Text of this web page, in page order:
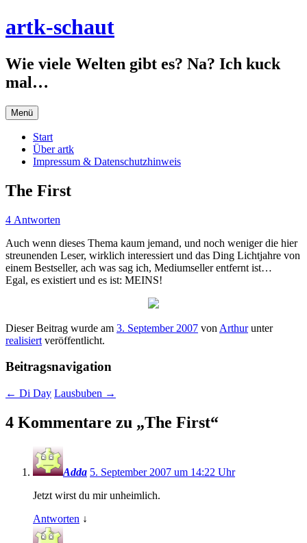
Inhalt
artk-schaut
Wie viele Welten gibt es? Na? Ich kuck
mal…
Menü
Start
Über artk
Impressum & Datenschutzhinweis
The First
4 Antworten
Auch wenn dieses Thema kaum jemand, und noch weniger die hier
streunenden Leser, wirklich interessiert und das Ding Lichtjahre von
einem Bestseller, ach was sag ich, Mediumseller entfernt ist…
Egal, es existiert und es ist: MEINS!
Dieser Beitrag wurde am 3. September 2007 von Arthurunter
realisiert veröffentlicht.
Beitragsnavigation
← Di Day Lausbuben →
4 Kommentare zu „The First“
Adda 5. September 2007 um 14:22 Uhr
Jetzt wirst du mir unheimlich.
Antworten ↓